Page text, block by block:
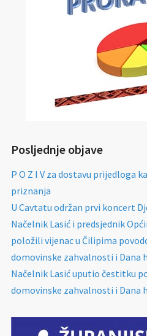
Posljednje objave
P O Z I V za dostavu prijedloga
priznanja
U Cavtatu održan prvi koncert
Načelnik Lasić i predsjednik
položili vijenac u Čilipima
domovinske zahvalnosti i Dana
Načelnik Lasić uputio čestitku
domovinske zahvalnosti i Dana